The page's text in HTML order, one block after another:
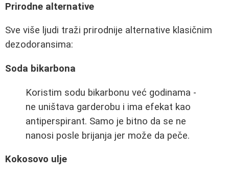
Prirodne alternative
Sve više ljudi traži prirodnije alternative klasičnim
dezodoransima:
Soda bikarbona
Koristim sodu bikarbonu već godinama -
ne uništava garderobu i ima efekat kao
antiperspirant. Samo je bitno da se ne
nanosi posle brijanja jer može da peče.
Kokosovo ulje